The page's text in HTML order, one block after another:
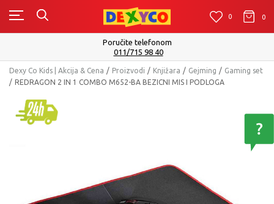
0 0 0
Poručite telefonom
011/715 98 40
Dexy Co Kids | Akcija & Cena Proizvodi Knjižara Gejming
Gaming set
REDRAGON 2 IN 1 COMBO M652-BA BEZICNI MIS I PODLOGA